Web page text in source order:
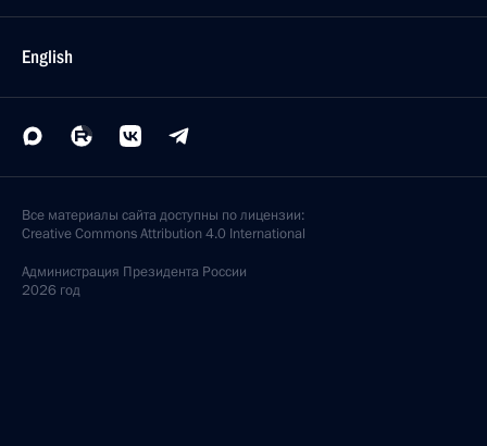
English
Все материалы сайта доступны по лицензии:
Creative Commons Attribution 4.0 International
Администрация Президента России
2026 год